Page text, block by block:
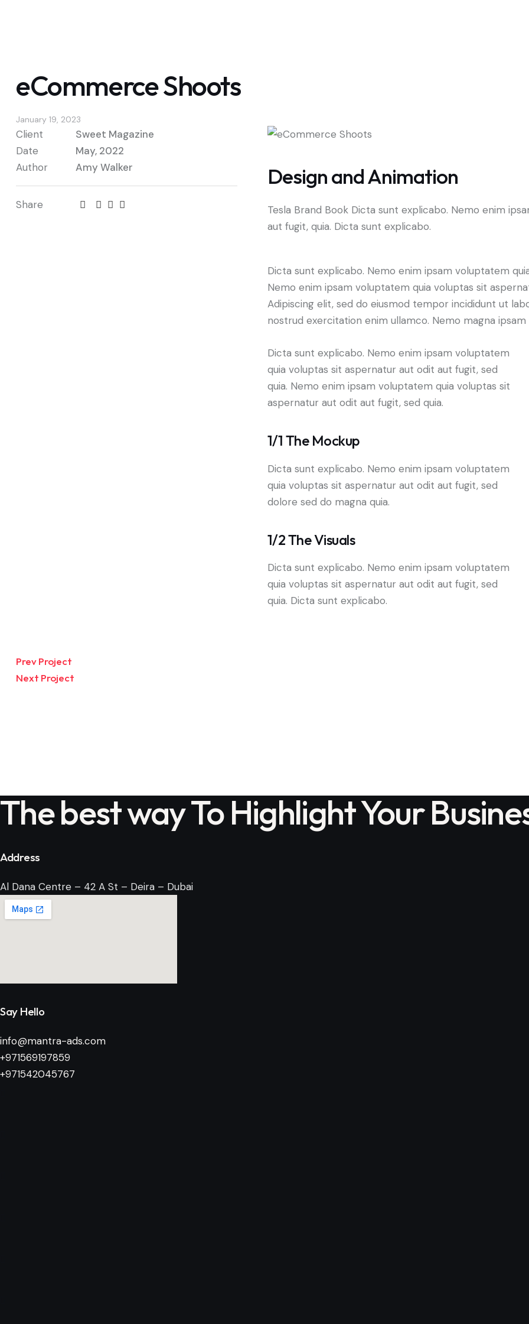
eCommerce Shoots
January 19, 2023
Client
Sweet Magazine
Date
May, 2022
Author
Amy Walker
Share
Design and Animation
Tesla Brand Book Dicta sunt explicabo. Nemo enim
aut fugit, quia. Dicta sunt explicabo.
Dicta sunt explicabo. Nemo enim ipsam voluptatem
Nemo enim ipsam voluptatem quia voluptas sit
Adipiscing elit, sed do eiusmod tempor incididunt ut
nostrud exercitation enim ullamco. Nemo magna ipsam
Dicta sunt explicabo. Nemo enim ipsam voluptatem
quia voluptas sit aspernatur aut odit aut fugit, sed
quia. Nemo enim ipsam voluptatem quia voluptas sit
aspernatur aut odit aut fugit, sed quia.
1/1 The Mockup
Dicta sunt explicabo. Nemo enim ipsam voluptatem
quia voluptas sit aspernatur aut odit aut fugit, sed
dolore sed do magna quia.
1/2 The Visuals
Dicta sunt explicabo. Nemo enim ipsam voluptatem
quia voluptas sit aspernatur aut odit aut fugit, sed
quia. Dicta sunt explicabo.
Post
navigation
Prev Project
Next Project
The best way To Highlight Your
Address
Al Dana Centre – 42 A St – Deira – Dubai
Say Hello
info@mantra-ads.com
+971569197859
+971542045767